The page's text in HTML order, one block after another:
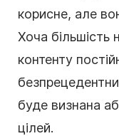
корисне, але
Хоча більшість
контенту
буде визнана
цілей.